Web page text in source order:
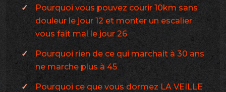
Pourquoi vous pouvez courir 10km sans
douleur le jour 12 et monter un escalier
vous fait mal le jour 26
Pourquoi rien de ce qui marchait à 30 ans
ne marche plus à 45
Pourquoi ce que vous dormez LA VEILLE